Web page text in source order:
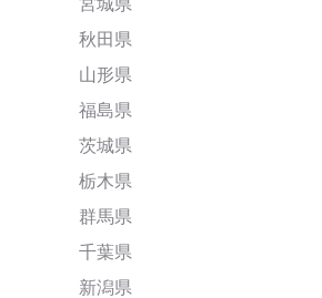
宮城県
秋田県
山形県
福島県
茨城県
栃木県
群馬県
千葉県
新潟県